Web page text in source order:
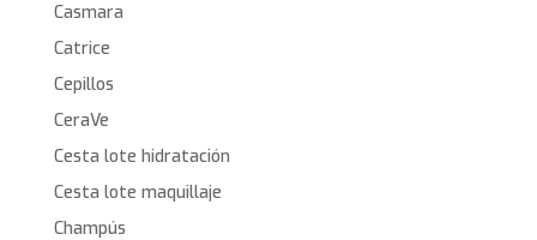
Casmara
Catrice
Cepillos
CeraVe
Cesta lote hidratación
Cesta lote maquillaje
Champús